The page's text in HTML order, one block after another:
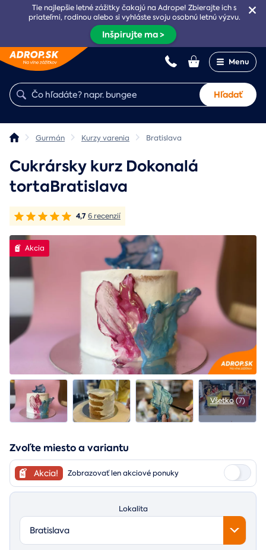
Tie najlepšie letné zážitky čakajú na Adrope! Zbierajte ich s
priateľmi, rodinou alebo si vyhláste svoju osobnú letnú výzvu.
Inšpirujte ma >
Menu
Hľadať
Gurmán Kurzy varenia Bratislava
Cukrársky kurz Dokonalá
tortaBratislava
4,7 6 recenzií
Akcia
Všetko(7)
Zvoľte miesto a variantu
Akcia! Zobrazovať len akciové ponuky
Lokalita
Bratislava